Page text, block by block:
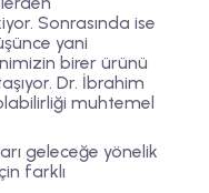
Sonrasında ise
yani
birer ürünü
Dr. İbrahim
muhtemel
geleceğe yönelik
farklı